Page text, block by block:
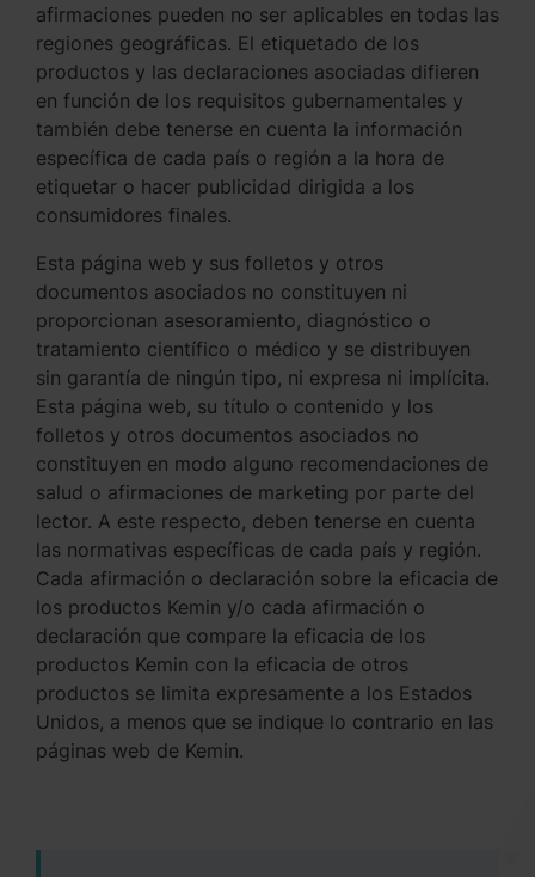
afirmaciones pueden no ser aplicables en todas las
regiones geográficas. El etiquetado de los
productos y las declaraciones asociadas difieren
en función de los requisitos gubernamentales y
también debe tenerse en cuenta la información
específica de cada país o región a la hora de
etiquetar o hacer publicidad dirigida a los
consumidores finales.
Esta página web y sus folletos y otros
documentos asociados no constituyen ni
proporcionan asesoramiento, diagnóstico o
tratamiento científico o médico y se distribuyen
sin garantía de ningún tipo, ni expresa ni implícita.
Esta página web, su título o contenido y los
folletos y otros documentos asociados no
constituyen en modo alguno recomendaciones de
salud o afirmaciones de marketing por parte del
lector. A este respecto, deben tenerse en cuenta
las normativas específicas de cada país y región.
Cada afirmación o declaración sobre la eficacia de
los productos Kemin y/o cada afirmación o
declaración que compare la eficacia de los
productos Kemin con la eficacia de otros
productos se limita expresamente a los Estados
Unidos, a menos que se indique lo contrario en las
páginas web de Kemin.